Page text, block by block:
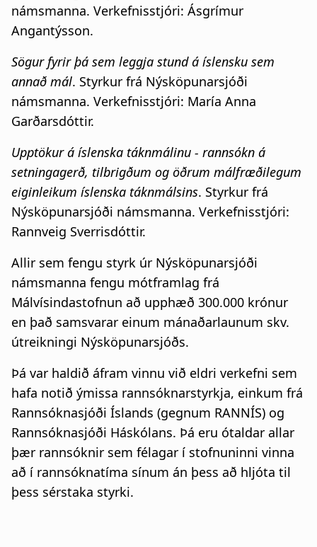
námsmanna. Verkefnisstjóri: Ásgrímur
Angantýsson.
Sögur fyrir þá sem leggja stund á íslensku sem
annað mál. Styrkur frá Nýsköpunarsjóði
námsmanna. Verkefnisstjóri: María Anna
Garðarsdóttir.
Upptökur á íslenska táknmálinu - rannsókn á
setningagerð, tilbrigðum og öðrum málfræðilegum
eiginleikum íslenska táknmálsins. Styrkur frá
Nýsköpunarsjóði námsmanna. Verkefnisstjóri:
Rannveig Sverrisdóttir.
Allir sem fengu styrk úr Nýsköpunarsjóði
námsmanna fengu mótframlag frá
Málvísindastofnun að upphæð 300.000 krónur
en það samsvarar einum mánaðarlaunum skv.
útreikningi Nýsköpunarsjóðs.
Þá var haldið áfram vinnu við eldri verkefni sem
hafa notið ýmissa rannsóknarstyrkja, einkum frá
Rannsóknasjóði Íslands (gegnum RANNÍS) og
Rannsóknasjóði Háskólans. Þá eru ótaldar allar
þær rannsóknir sem félagar í stofnuninni vinna
að í rannsóknatíma sínum án þess að hljóta til
þess sérstaka styrki.